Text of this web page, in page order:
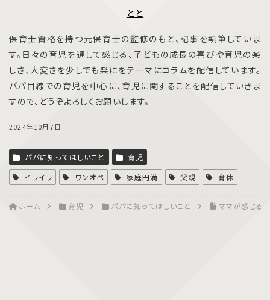
とと
保育士資格を持つ元保育士の監修のもと、記事を執筆していま
す。日々の育児を通して感じる、子どもの成長の喜びや育児の楽
しさ、大変さを少しでも楽にをテーマにコラムを配信しています。
パパ目線での育児を中心に、育児に関することを配信していきま
すので、どうぞよろしくお願いします。
2024年10月7日
パパに知ってほしいこと
育児
イライラ
ワンオペ 家庭円満 父親 育休
ホーム 育児 パパに知ってほしいこと ママが感じる